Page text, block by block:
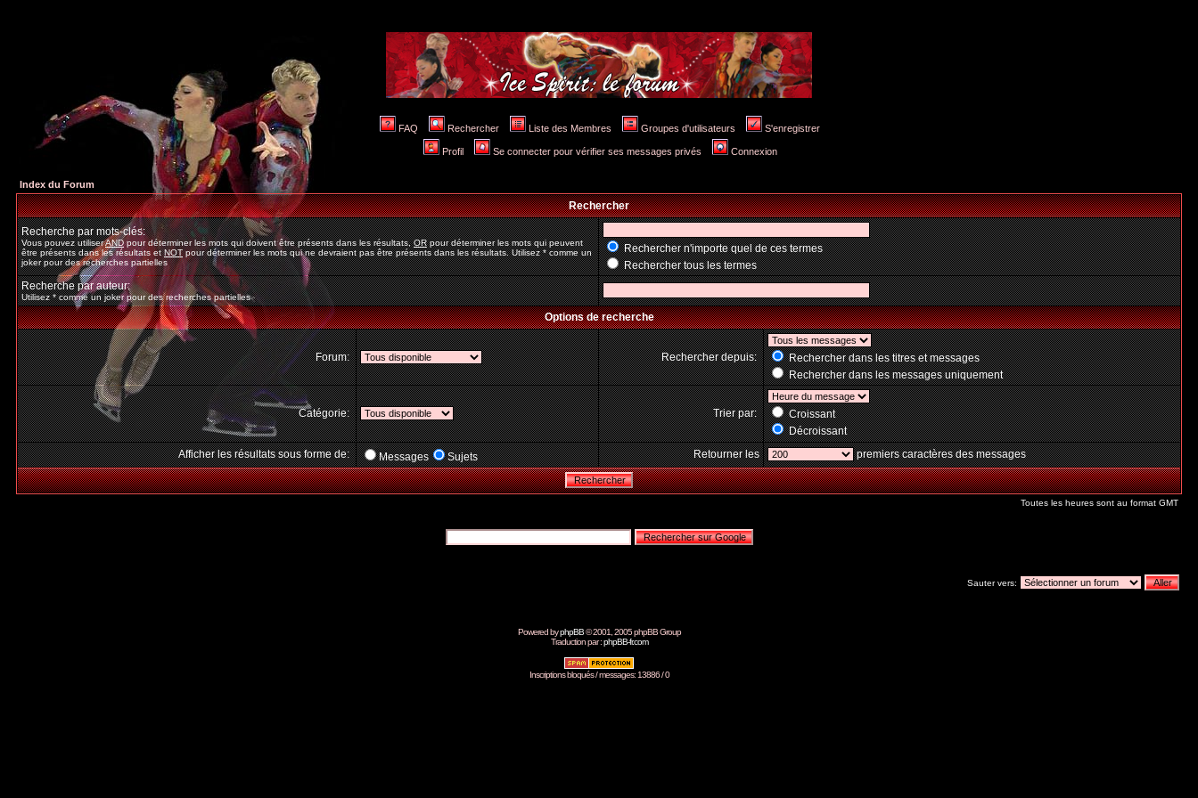
FAQ Rechercher Liste des Membres Groupes d'utilisateurs S'enregistrer
Profil Se connecter pour vérifier ses messages privés Connexion
Index du Forum
Rechercher
Recherche par mots-clés:
Vous pouvez utiliserANDpour déterminer les mots qui doivent être présents dans les résultats,ORpour déterminer les mots qui peuvent
être présents dans les résultats etNOTpour déterminer les mots qui ne devraient pas être présents dans les résultats. Utilisez * comme un
joker pour des recherches partielles
Rechercher n'importe quel de ces termes
Rechercher tous les termes
Recherche par auteur:
Utilisez * comme un joker pour des recherches partielles
Options de recherche
Forum: Rechercher depuis:
Rechercher dans les titres et messages
Rechercher dans les messages uniquement
Catégorie: Trier par:
Croissant
Décroissant
Afficher les résultats sous forme de:
Messages Sujets Retourner les premiers caractères des messages
Toutes les heures sont au format GMT
Sauter vers:
Powered byphpBB© 2001, 2005 phpBB Group
Traduction par :phpBB-fr.com
Inscriptions bloqués / messages: 13886 / 0